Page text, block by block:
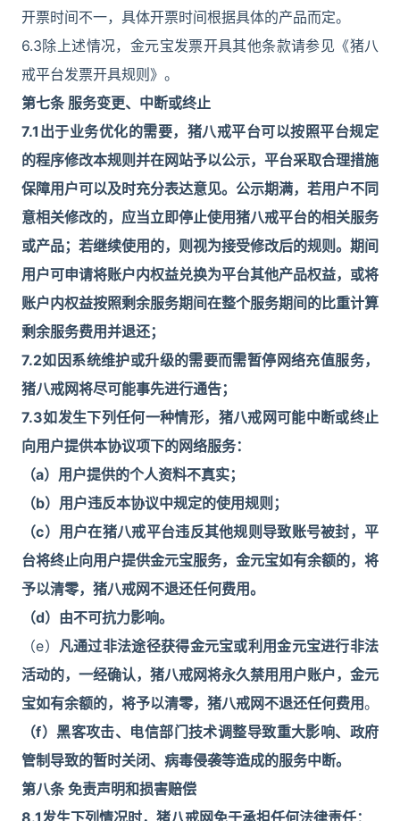
开票时间不一，具体开票时间根据具体的产品而定。
6.3除上述情况，金元宝发票开具其他条款请参见《猪八
戒平台发票开具规则》。
第七条 服务变更、中断或终止
7.1出于业务优化的需要，猪八戒平台可以按照平台规定
的程序修改本规则并在网站予以公示，平台采取合理措施
保障用户可以及时充分表达意见。公示期满，若用户不同
意相关修改的，应当立即停止使用猪八戒平台的相关服务
或产品；若继续使用的，则视为接受修改后的规则。期间
用户可申请将账户内权益兑换为平台其他产品权益，或将
账户内权益按照剩余服务期间在整个服务期间的比重计算
剩余服务费用并退还；
7.2如因系统维护或升级的需要而需暂停网络充值服务，
猪八戒网将尽可能事先进行通告；
7.3如发生下列任何一种情形，猪八戒网可能中断或终止
向用户提供本协议项下的网络服务：
（a）用户提供的个人资料不真实；
（b）用户违反本协议中规定的使用规则；
（c）用户在猪八戒平台违反其他规则导致账号被封，平
台将终止向用户提供金元宝服务，金元宝如有余额的，将
予以清零，猪八戒网不退还任何费用。
（d）由不可抗力影响。
（e） 凡通过非法途径获得金元宝或利用金元宝进行非法
活动的，一经确认，猪八戒网将永久禁用用户账户，金元
宝如有余额的，将予以清零，猪八戒网不退还任何费用。
（f）黑客攻击、电信部门技术调整导致重大影响、政府
管制导致的暂时关闭、病毒侵袭等造成的服务中断。
第八条 免责声明和损害赔偿
8.1 发生下列情况时，猪八戒网免于承担任何法律责任：